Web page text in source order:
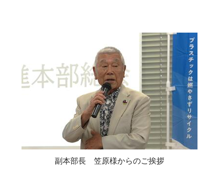
副本部長 笠原様からのご挨拶